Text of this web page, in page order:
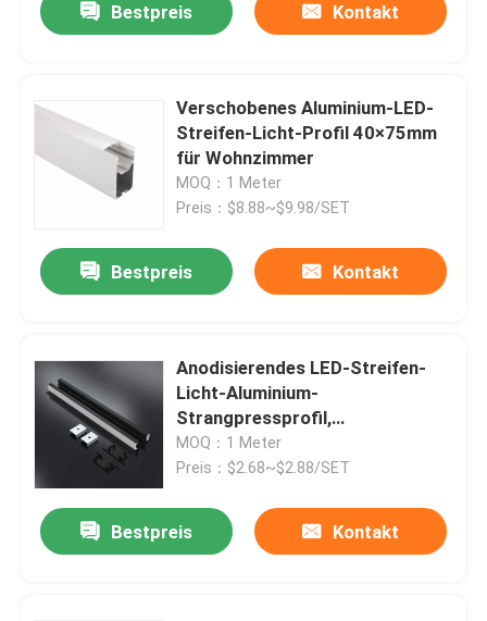
Bestpreis Kontakt
Verschobenes Aluminium-LED-
Streifen-Licht-Profil 40×75mm
für Wohnzimmer
MOQ：1 Meter
Preis：$8.88~$9.98/SET
Bestpreis Kontakt
Anodisierendes LED-Streifen-
Licht-Aluminium-
Strangpressprofil,
silberschwarze Farbe
MOQ：1 Meter
Preis：$2.68~$2.88/SET
Bestpreis Kontakt